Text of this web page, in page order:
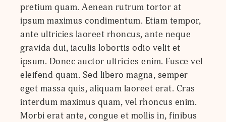
pretium quam. Aenean rutrum tortor at
ipsum maximus condimentum. Etiam tempor,
ante ultricies laoreet rhoncus, ante neque
gravida dui, iaculis lobortis odio velit et
ipsum. Donec auctor ultricies enim. Fusce vel
eleifend quam. Sed libero magna, semper
eget massa quis, aliquam laoreet erat. Cras
interdum maximus quam, vel rhoncus enim.
Morbi erat ante, congue et mollis in, finibus